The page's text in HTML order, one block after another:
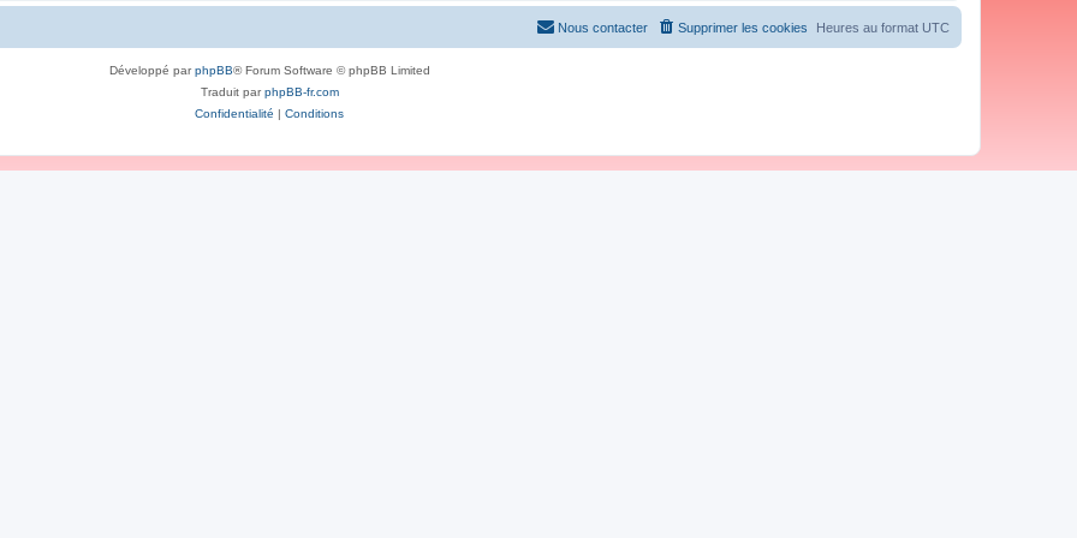
Heures au format UTC
Supprimer les cookies
Nous contacter
Développé parphpBB® Forum Software © phpBB Limited
Traduit parphpBB-fr.com
Confidentialité | Conditions